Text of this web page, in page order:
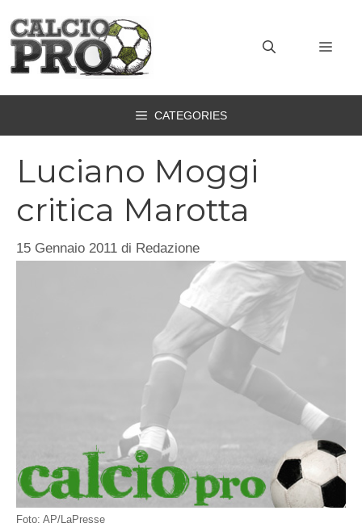
contenuto
CATEGORIES
Luciano Moggi
critica Marotta
15 Gennaio 2011 di Redazione
Foto: AP/LaPresse